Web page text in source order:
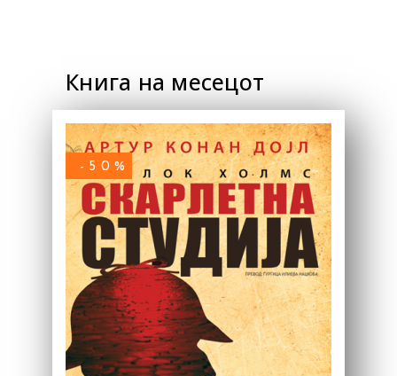
Книга на месецот
-50%